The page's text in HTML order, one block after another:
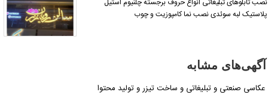
تابلوهای تبلیغاتی انواع حروف برجسته چلنیوم استیل
لبه سوئدی نصب نما کامپوزیت و چوب
آگهی‌های مشابه
عکاسی صنعتی و تبلیغاتی و ساخت تیزر و تولید محتوا